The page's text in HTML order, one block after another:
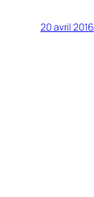
20 avril 2016